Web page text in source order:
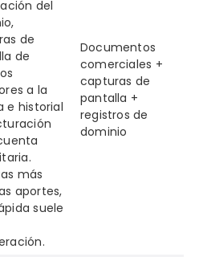
del
de
de
a la
e historial
más
aportes,
suele
Documentos
comerciales +
capturas de
pantalla +
registros de
dominio